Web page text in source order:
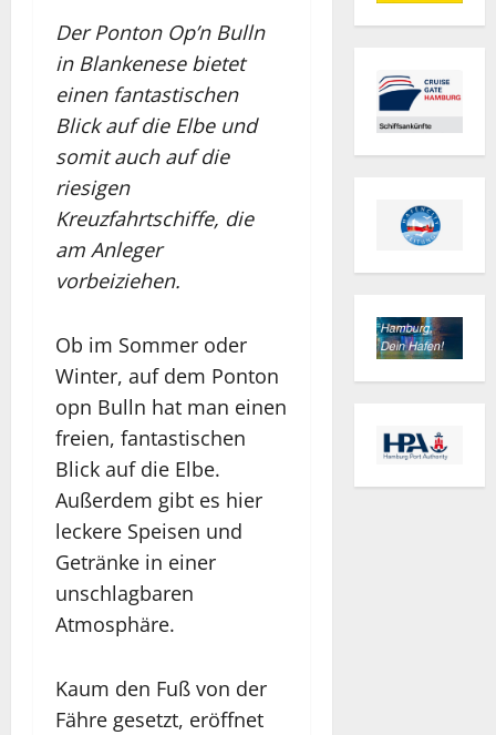
Der Ponton Op’n Bulln
in Blankenese bietet
einen fantastischen
Blick auf die Elbe und
somit auch auf die
riesigen
Kreuzfahrtschiffe, die
am Anleger
vorbeiziehen.
Ob im Sommer oder
Winter, auf dem Ponton
opn Bulln hat man einen
freien, fantastischen
Blick auf die Elbe.
Außerdem gibt es hier
leckere Speisen und
Getränke in einer
unschlagbaren
Atmosphäre.
Kaum den Fuß von der
Fähre gesetzt, eröffnet